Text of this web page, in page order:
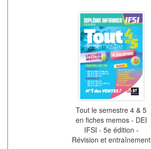
Tout le semestre 4 & 5
en fiches memos - DEI
IFSI - 5e édition -
Révision et entraînement